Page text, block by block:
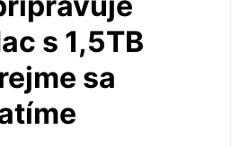
s 1,5TB
sa